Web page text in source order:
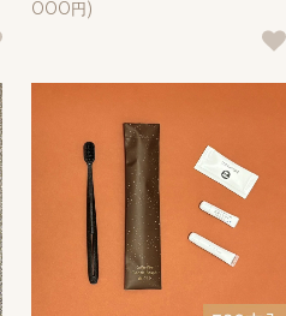
000円)